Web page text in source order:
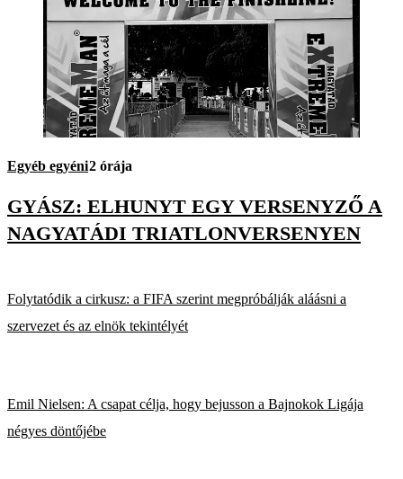
Egyéb egyéni2 órája
GYÁSZ: ELHUNYT EGY VERSENYZŐ A
NAGYATÁDI TRIATLONVERSENYEN
Folytatódik a cirkusz: a FIFA szerint megpróbálják aláásni a
szervezet és az elnök tekintélyét
Emil Nielsen: A csapat célja, hogy bejusson a Bajnokok Ligája
négyes döntőjébe